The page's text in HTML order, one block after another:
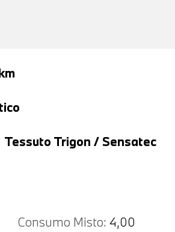
Tessuto Trigon / Sensatec
Consumo Misto: 4,00